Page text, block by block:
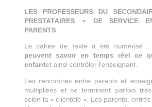
LES PROFESSEURS DU
PRESTATAIRES » DE SERVICE
PARENTS
Le cahier de texte a été numérisé :
peuvent savoir en temps réel ce
enfantet ainsi contrôler l’enseignant.
Les rencontres entre parents et
multipliées et se terminent parfois
selon la « clientèle ». Les parents,